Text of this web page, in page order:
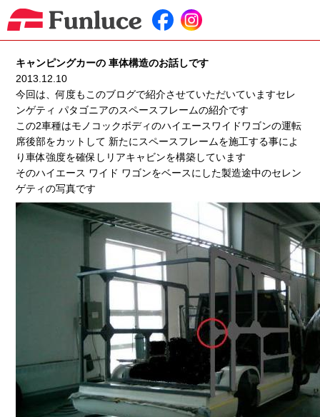
キャンピングカーの 車体構造のお話しです
2013.12.10
今回は、何度もこのブログで紹介させていただいていますセレ
ンゲティ パタゴニアのスペースフレームの紹介です
この2車種はモノコックボディのハイエースワイドワゴンの運転
席後部をカットして 新たにスペースフレームを施工する事によ
り車体強度を確保しリアキャビンを構築しています
そのハイエース ワイド ワゴンをベースにした製造途中のセレン
ゲティの写真です